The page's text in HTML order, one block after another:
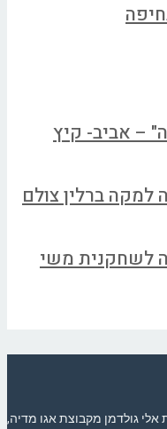
– אביב- קיץ
קרולינה למקה ברלין צולם
לשחקנית משי
גולדמן מקבוצת אגו מדיה,